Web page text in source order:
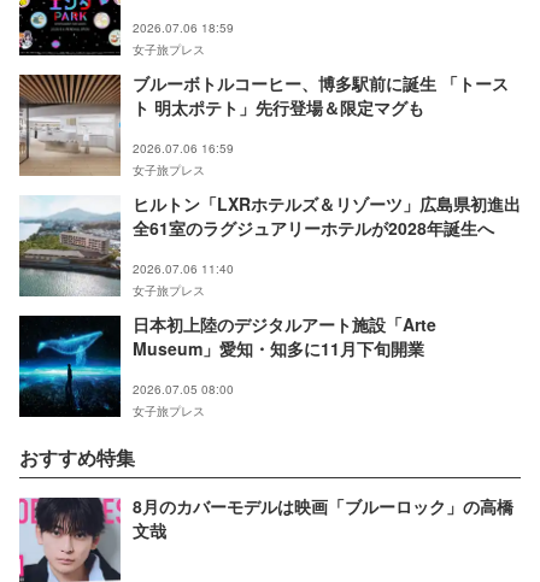
2026.07.06 18:59
女子旅プレス
ブルーボトルコーヒー、博多駅前に誕生 「トース
ト 明太ポテト」先行登場＆限定マグも
2026.07.06 16:59
女子旅プレス
ヒルトン「LXRホテルズ＆リゾーツ」広島県初進出
全61室のラグジュアリーホテルが2028年誕生へ
2026.07.06 11:40
女子旅プレス
日本初上陸のデジタルアート施設「Arte
Museum」愛知・知多に11月下旬開業
2026.07.05 08:00
女子旅プレス
おすすめ特集
8月のカバーモデルは映画「ブルーロック」の高橋
文哉